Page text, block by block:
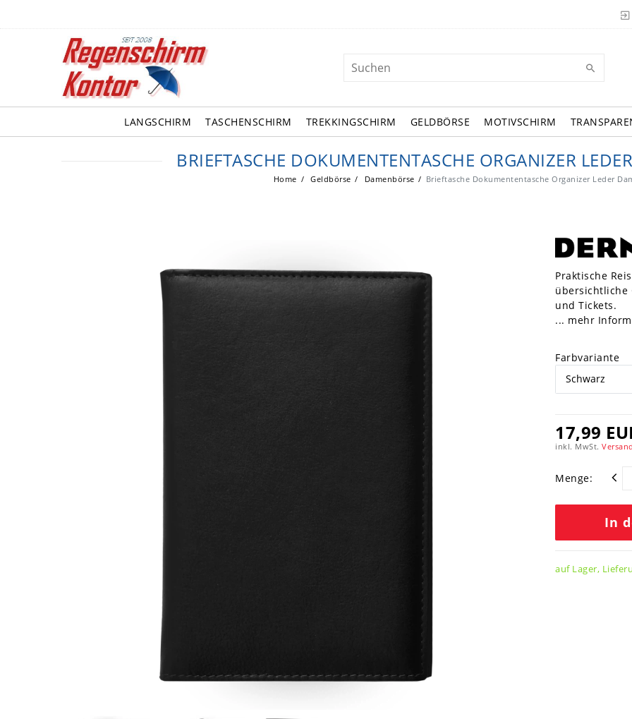
LANGSCHIRM TASCHENSCHIRM TREKKINGSCHIRM GELDBÖRSE MOTIVSCHIRM
BRIEFTASCHE DOKUMENTENTASCHE ORGANIZER
Home Geldbörse Damenbörse Brieftasche Dokumententasche Organizer Leder
Praktische
übersichtliche
und Tickets.
... mehr
Farbvariante
17,99
inkl. MwSt.
Menge:
In
auf Lager,